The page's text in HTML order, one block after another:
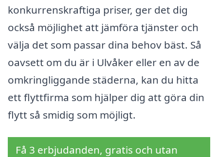
konkurrenskraftiga priser, ger det dig
också möjlighet att jämföra tjänster och
välja det som passar dina behov bäst. Så
oavsett om du är i Ulvåker eller en av de
omkringliggande städerna, kan du hitta
ett flyttfirma som hjälper dig att göra din
flytt så smidig som möjligt.
Få 3 erbjudanden, gratis och utan